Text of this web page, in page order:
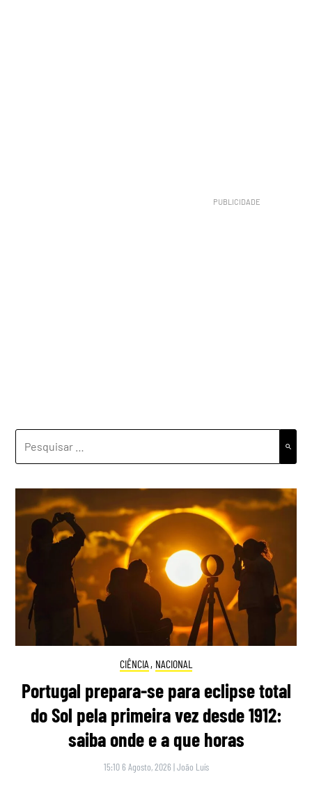
CIÊNCIA , NACIONAL
Portugal prepara-se para eclipse total
do Sol pela primeira vez desde 1912:
saiba onde e a que horas
15:10 6 Agosto, 2026 |João Luís